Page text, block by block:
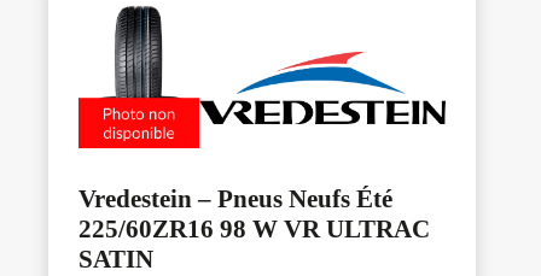
Vredestein – Pneus Neufs Été
225/60ZR16 98 W VR ULTRAC
SATIN